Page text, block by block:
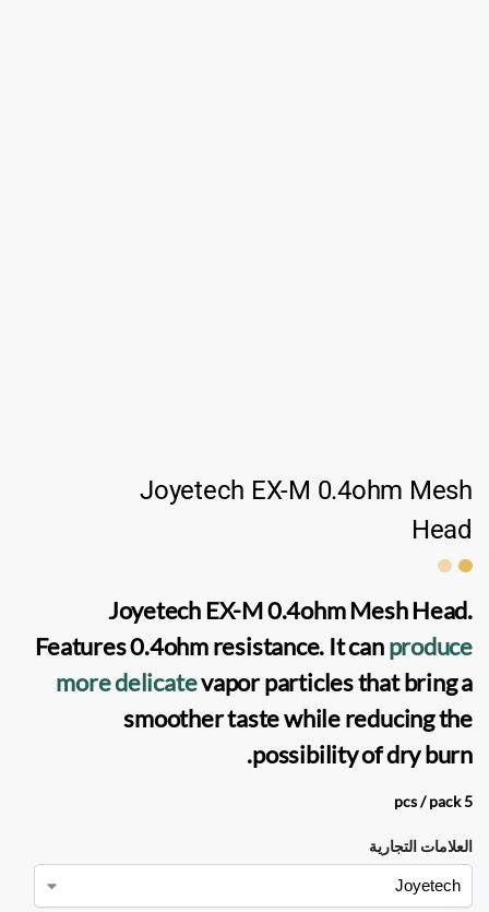
Joyetech EX-M 0.4ohm Mesh
Head
Joyetech EX-M 0.4ohm Mesh Head.
Features 0.4ohm resistance. It canproduce
more delicatevapor particles that bring a
smoother taste while reducing the
possibility of dry burn.
5 pcs / pack
العلامات التجارية